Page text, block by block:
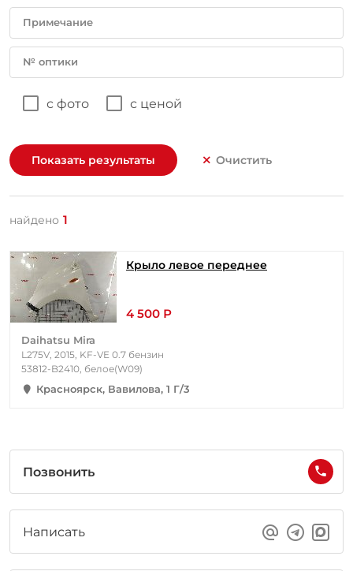
Примечание
№ оптики
с фото с ценой
Показать результаты Очистить
найдено 1
Крыло левое переднее
4 500 Р
Daihatsu Mira
L275V, 2015, KF-VE 0.7 бензин
53812-B2410, белое(W09)
Красноярск, Вавилова, 1 Г/3
Позвонить
Написать